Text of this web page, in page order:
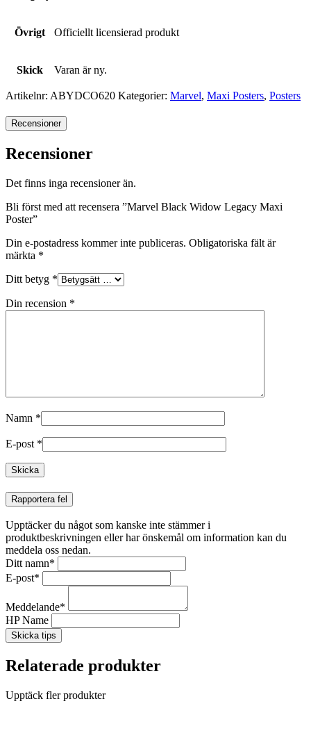
Övrigt Officiellt licensierad produkt
Skick Varan är ny.
Artikelnr: ABYDCO620 Kategorier: Marvel, Maxi Posters, Posters
Recensioner
Recensioner
Det finns inga recensioner än.
Bli först med att recensera ”Marvel Black Widow Legacy Maxi
Poster”
Din e-postadress kommer inte publiceras. Obligatoriska fält är
märkta *
Ditt betyg *
Din recension *
Namn *
E-post *
Rapportera fel
Upptäcker du något som kanske inte stämmer i
produktbeskrivningen eller har önskemål om information kan du
meddela oss nedan.
Ditt namn*
E-post*
Meddelande*
HP Name
Skicka tips
Relaterade produkter
Upptäck fler produkter